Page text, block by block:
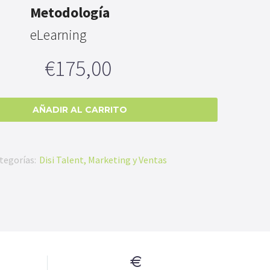
Metodología
eLearning
€175,00
AÑADIR AL CARRITO
Disi Talent, Marketing y Ventas

